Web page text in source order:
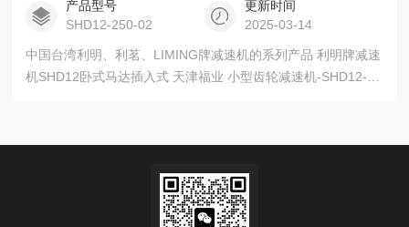
产品型号
SHD12-250-02
更新时间
2025-03-14
中国台湾利明、利茗、LIMING牌减速机的系列产品 利明牌减速
机SHD12卧式马达插入式 天津福业 小型齿轮减速机-SHD12-